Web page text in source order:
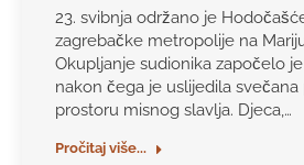
23. svibnja održano je
zagrebačke metropolije na
Okupljanje sudionika započelo je
nakon čega je uslijedila
prostoru misnog slavlja. Djeca,…
Pročitaj više...